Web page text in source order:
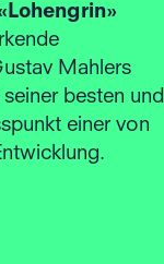
Mahlers
besten und
einer von